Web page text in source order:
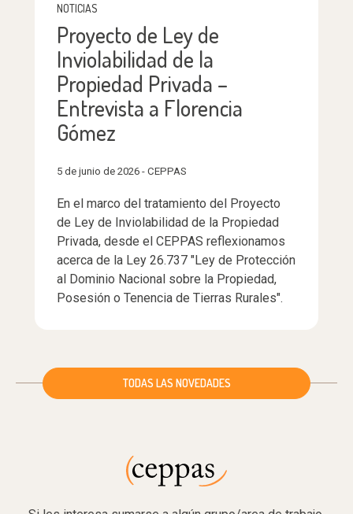
NOTICIAS
Proyecto de Ley de
Inviolabilidad de la
Propiedad Privada –
Entrevista a Florencia
Gómez
5 de junio de 2026 - CEPPAS
En el marco del tratamiento del Proyecto
de Ley de Inviolabilidad de la Propiedad
Privada, desde el CEPPAS reflexionamos
acerca de la Ley 26.737 "Ley de Protección
al Dominio Nacional sobre la Propiedad,
Posesión o Tenencia de Tierras Rurales".
TODAS LAS NOVEDADES